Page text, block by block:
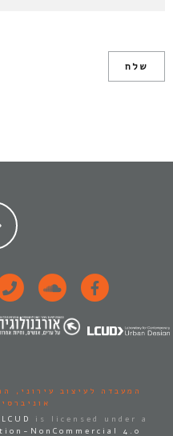
המעבדה לעיצוב עירוני,
LCUD
is licensed under a
NonCommercial 4.0